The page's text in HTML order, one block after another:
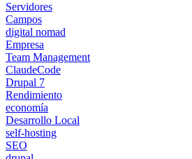
Servidores
Campos
digital nomad
Empresa
Team Management
ClaudeCode
Drupal 7
Rendimiento
economía
Desarrollo Local
self-hosting
SEO